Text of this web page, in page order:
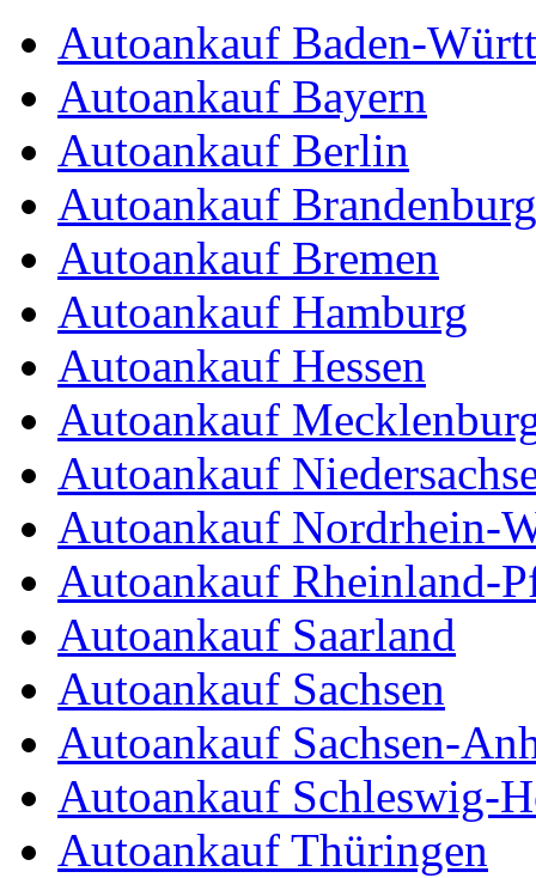
Autoankauf Baden-
Autoankauf Bayern
Autoankauf Berlin
Autoankauf Brandenburg
Autoankauf Bremen
Autoankauf Hamburg
Autoankauf Hessen
Autoankauf
Autoankauf
Autoankauf Nordrhein-
Autoankauf Rheinland-
Autoankauf Saarland
Autoankauf Sachsen
Autoankauf Sachsen-
Autoankauf Schleswig-
Autoankauf Thüringen